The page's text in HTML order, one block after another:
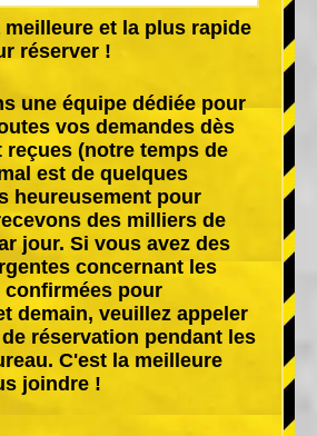
meilleure et la plus rapide
réserver !
une équipe dédiée pour
vos demandes dès
(notre temps de
est de quelques
heureusement pour
des milliers de
jour. Si vous avez des
concernant les
confirmées pour
demain, veuillez appeler
réservation pendant les
C'est la meilleure
joindre !